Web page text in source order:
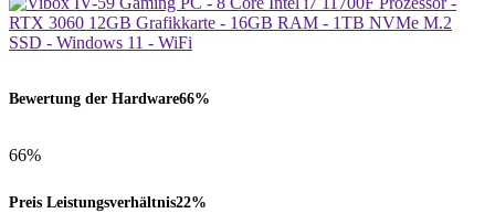
Bewertung der Hardware66%
66%
Preis Leistungsverhältnis22%